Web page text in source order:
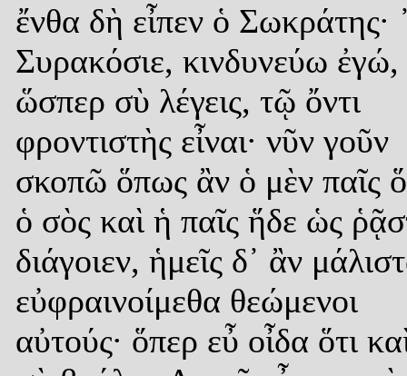
ἔνθα δὴ εἶπεν ὁ Σωκράτης·
Συρακόσιε, κινδυνεύω ἐγώ,
ὥσπερ σὺ λέγεις, τῷ ὄντι
φροντιστὴς εἶναι· νῦν γοῦν
σκοπῶ ὅπως ἂν ὁ μὲν παῖς
ὁ σὸς καὶ ἡ παῖς ἥδε ὡς
διάγοιεν, ἡμεῖς δ᾿ ἂν
εὐφραινοίμεθα θεώμενοι
αὐτούς· ὅπερ εὖ οἶδα ὅτι